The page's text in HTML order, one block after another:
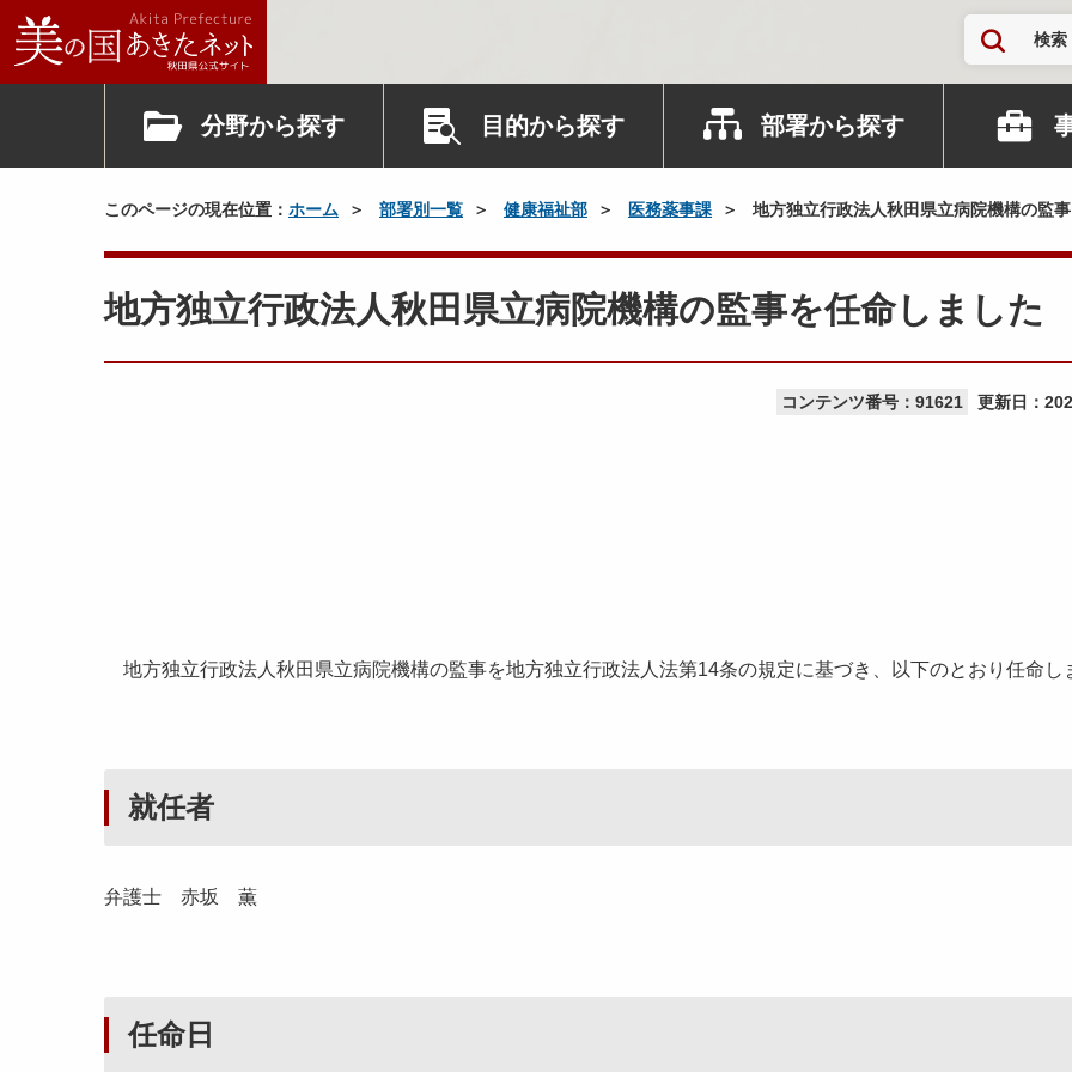
検索
分野から探す 目的から探す 部署から探す
このページの現在位置： ホーム 部署別一覧 健康福祉部 医務薬事課 地方独立行政法人秋田県立病院機構の監
地方独立行政法人秋田県立病院機構の監事を任命しました
コンテンツ番号：91621 更新日：
地方独立行政法人秋田県立病院機構の監事を地方独立行政法人法第14条の規定に基づき、以下のとおり任命し
就任者
弁護士 赤坂 薫
任命日